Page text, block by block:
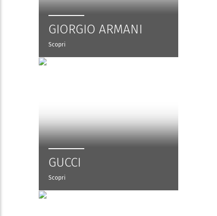
GIORGIO ARMANI
Scopri
GUCCI
Scopri